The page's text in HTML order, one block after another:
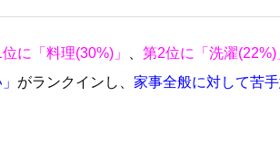
に「料理(30%)」 、 第2位に「洗濯(22%)
がランクインし、 家事全般に対して苦